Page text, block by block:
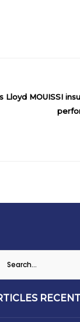
Lloyd MOUISSI